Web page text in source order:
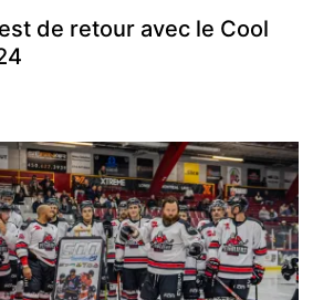
de retour avec le Cool